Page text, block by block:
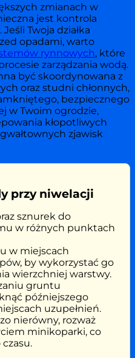
zmianach w
jest kontrola
Twoja działka
opadami, warto
rynnowych, które
zarządzania wodą.
być skoordynowana z
oraz studni chłonnych,
bezpiecznego
w Twoim ogrodzie,
kłopotliwych
zjawisk
przy niwelacji
sznurek do
w różnych punktach
w miejscach
by wykorzystać go
wierzchniej warstwy.
gruntu
późniejszego
uzupełnień.
nierówny, rozważ
minikoparki, co